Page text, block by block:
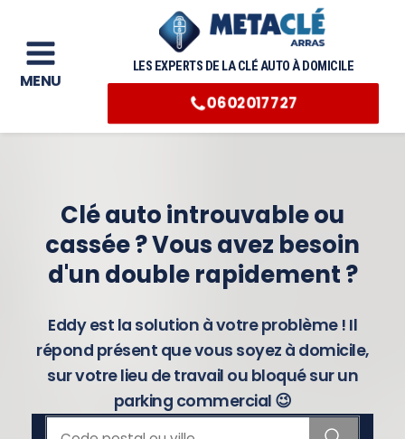
MENU
LES EXPERTS DE LA CLÉ AUTO À DOMICILE
0602017727
Clé auto introuvable ou
cassée ? Vous avez besoin
d'un double rapidement ?
Eddy est la solution à votre problème ! Il
répond présent que vous soyez à domicile,
sur votre lieu de travail ou bloqué sur un
parking commercial 😉